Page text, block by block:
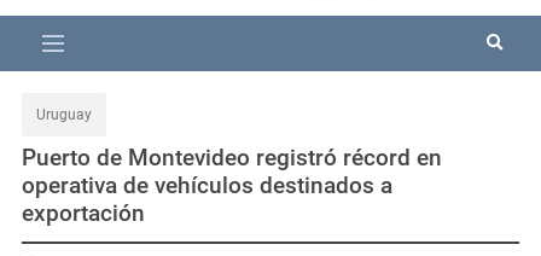
Uruguay
Puerto de Montevideo registró récord en
operativa de vehículos destinados a
exportación